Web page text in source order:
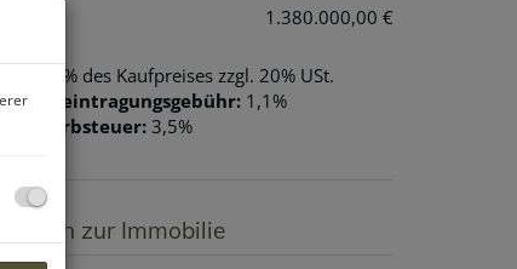
1.380.000,00 €
3% des Kaufpreises zzgl. 20% USt.
1,1%
3,5%
zur Immobilie